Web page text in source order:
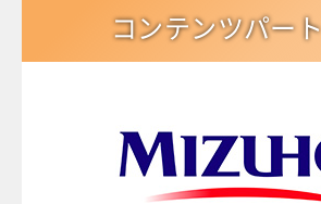
コンテンツパー